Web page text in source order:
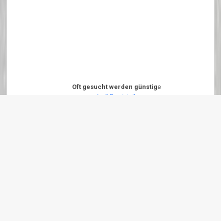
Oft gesucht werden günstige
Audi Ersatzteile